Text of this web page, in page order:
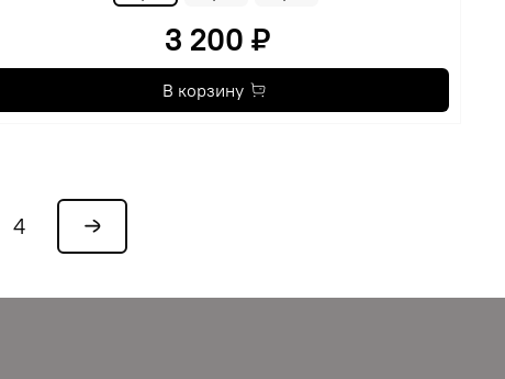
3 200 ₽
В корзину
4